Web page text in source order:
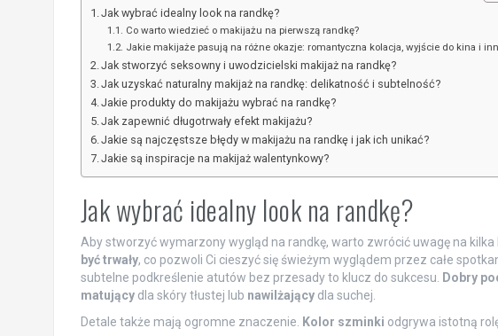
Jak wybrać idealny look na randkę?
Co warto wiedzieć o makijażu na pierwszą randkę?
Jakie makijaże pasują na różne okazje: romantyczna kolacja, wyjście do kina i
Jak stworzyć seksowny i uwodzicielski makijaż na randkę?
Jak uzyskać naturalny makijaż na randkę: delikatność i subtelność?
Jakie produkty do makijażu wybrać na randkę?
Jak zapewnić długotrwały efekt makijażu?
Jakie są najczęstsze błędy w makijażu na randkę i jak ich unikać?
Jakie są inspiracje na makijaż walentynkowy?
Jak wybrać idealny look na randkę?
Aby stworzyć wymarzony wygląd na randkę, warto zwrócić uwagę na
być trwały, co pozwoli Ci cieszyć się świeżym wyglądem przez całe
subtelne podkreślenie atutów bez przesady to klucz do sukcesu. Dobry
matującydla skóry tłustej lub nawilżającydla suchej.
Detale także mają ogromne znaczenie. Kolor szminki odgrywa istotną